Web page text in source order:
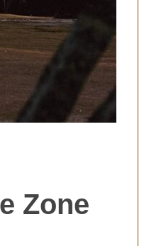
Zone
ultra-transformés